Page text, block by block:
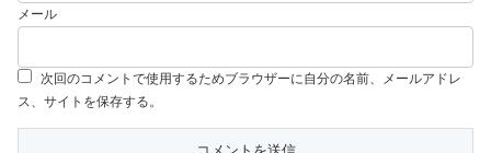
メール
次回のコメントで使用するためブラウザーに自分の名前、メールアドレ
ス、サイトを保存する。